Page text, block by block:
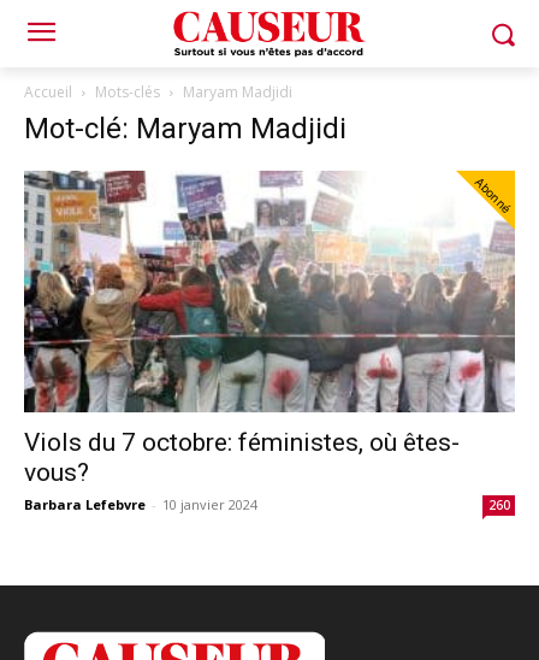
Accueil Mots-clés Maryam Madjidi
Mot-clé: Maryam Madjidi
Abonné
Viols du 7 octobre: féministes, où êtes-
vous?
Barbara Lefebvre - 10 janvier 2024 260